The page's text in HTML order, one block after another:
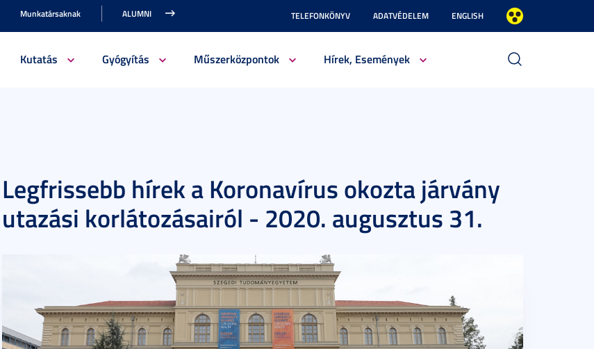
Munkatársaknak ALUMNI TELEFONKÖNYV ADATVÉDELEM ENGLISH
Kutatás Gyógyítás Műszerközpontok Hírek, Események
Legfrissebb hírek a Koronavírus okozta járvány
utazási korlátozásairól - 2020. augusztus 31.